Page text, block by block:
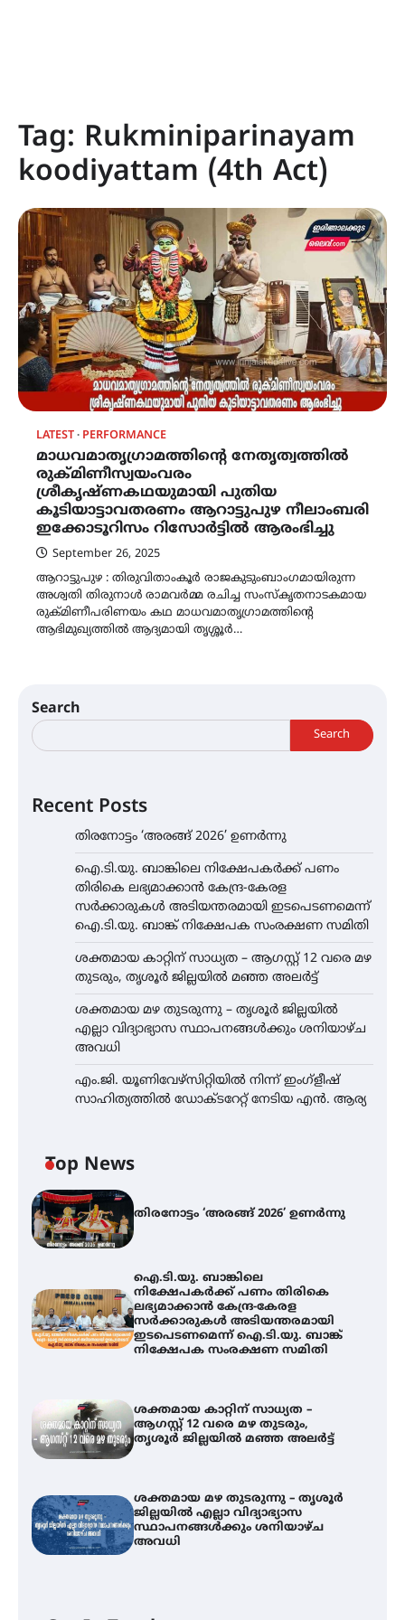
Tag: Rukminiparinayam
koodiyattam (4th Act)
LATEST PERFORMANCE
മാധവമാതൃഗ്രാമത്തിന്റെ നേതൃത്വത്തിൽ
രുക്മിണീസ്വയംവരം
ശ്രീകൃഷ്ണകഥയുമായി പുതിയ
കൂടിയാട്ടാവതരണം ആറാട്ടുപുഴ നീലാംബരി
ഇക്കോടൂറിസം റിസോർട്ടിൽ ആരംഭിച്ചു
September 26, 2025
ആറാട്ടുപുഴ : തിരുവിതാംകൂർ രാജകുടുംബാംഗമായിരുന്ന
അശ്വതി തിരുനാൾ രാമവർമ്മ രചിച്ച സംസ്കൃതനാടകമായ
രുക്മിണീപരിണയം കഥ മാധവമാതൃഗ്രാമത്തിന്റെ
ആഭിമുഖ്യത്തിൽ ആദ്യമായി തൃശ്ശൂർ…
Search
Search
Recent Posts
തിരനോട്ടം ‘അരങ്ങ് 2026’ ഉണർന്നു
ഐ.ടി.യു. ബാങ്കിലെ നിക്ഷേപകർക്ക് പണം
തിരികെ ലഭ്യമാക്കാൻ കേന്ദ്ര-കേരള
സർക്കാരുകൾ അടിയന്തരമായി ഇടപെടണമെന്ന്
ഐ.ടി.യു. ബാങ്ക് നിക്ഷേപക സംരക്ഷണ സമിതി
ശക്തമായ കാറ്റിന് സാധ്യത – ആഗസ്റ്റ് 12 വരെ മഴ
തുടരും, തൃശൂർ ജില്ലയിൽ മഞ്ഞ അലർട്ട്
ശക്തമായ മഴ തുടരുന്നു – തൃശൂർ ജില്ലയിൽ
എല്ലാ വിദ്യാഭ്യാസ സ്ഥാപനങ്ങൾക്കും ശനിയാഴ്ച
അവധി
എം.ജി. യൂണിവേഴ്‌സിറ്റിയിൽ നിന്ന് ഇംഗ്ളീഷ്
സാഹിത്യത്തിൽ ഡോക്ടറേറ്റ് നേടിയ എൻ. ആര്യ
Top News
തിരനോട്ടം ‘അരങ്ങ് 2026’ ഉണർന്നു
ഐ.ടി.യു. ബാങ്കിലെ
നിക്ഷേപകർക്ക് പണം തിരികെ
ലഭ്യമാക്കാൻ കേന്ദ്ര-കേരള
സർക്കാരുകൾ അടിയന്തരമായി
ഇടപെടണമെന്ന് ഐ.ടി.യു. ബാങ്ക്
നിക്ഷേപക സംരക്ഷണ സമിതി
ശക്തമായ കാറ്റിന് സാധ്യത –
ആഗസ്റ്റ് 12 വരെ മഴ തുടരും,
തൃശൂർ ജില്ലയിൽ മഞ്ഞ അലർട്ട്
ശക്തമായ മഴ തുടരുന്നു – തൃശൂർ
ജില്ലയിൽ എല്ലാ വിദ്യാഭ്യാസ
സ്ഥാപനങ്ങൾക്കും ശനിയാഴ്ച
അവധി